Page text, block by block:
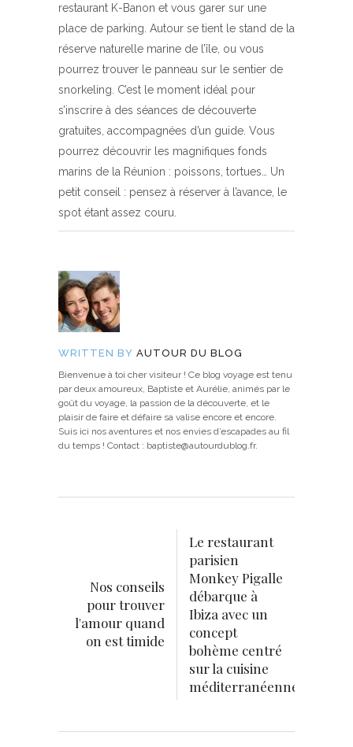
restaurant K-Banon et vous garer sur une
place de parking. Autour se tient le stand de la
réserve naturelle marine de l’île, ou vous
pourrez trouver le panneau sur le sentier de
snorkeling. C’est le moment idéal pour
s’inscrire à des séances de découverte
gratuites, accompagnées d’un guide. Vous
pourrez découvrir les magnifiques fonds
marins de la Réunion : poissons, tortues… Un
petit conseil : pensez à réserver à l’avance, le
spot étant assez couru.
WRITTEN BY AUTOUR DU BLOG
Bienvenue à toi cher visiteur ! Ce blog voyage est tenu
par deux amoureux, Baptiste et Aurélie, animés par le
goût du voyage, la passion de la découverte, et le
plaisir de faire et défaire sa valise encore et encore.
Suis ici nos aventures et nos envies d’escapades au fil
du temps ! Contact : baptiste@autourdublog.fr.
Nos conseils
pour trouver
l'amour quand
on est timide
Le restaurant
parisien
Monkey Pigalle
débarque à
Ibiza avec un
concept
bohème centré
sur la cuisine
méditerranéenne.